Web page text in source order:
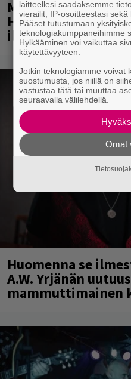
Mainio
Helsingissä 10-
Huomenna se
A.W. Yrjänän
mammuttimainen
laitteellesi saadaksemme
vierailit, IP-osoitteestasi sekä
Pääset tutustumaan
teknologiakumppaneihimme
Hylkääminen voi vaikuttaa
käytettävyyteen.
Jotkin teknologiamme voivat
suostumusta, jos niillä on
vastustaa tätä tai muuttaa
seuraavalla välilehdellä.
Omat